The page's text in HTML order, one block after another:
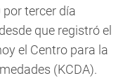
tercer día
que registró el
el Centro para la
(KCDA).